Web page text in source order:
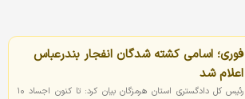
فوری؛ اسامی کشته شدگان انفجار بندرعباس
اعلام شد
رئیس کل دادگستری استان هرمزگان بیان کرد: تا کنون اجساد ۱۰